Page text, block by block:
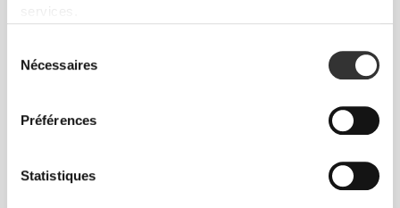
services.
Nécessaires
Préférences
Statistiques
Bouge librement. Fais
l'expérience du confort.